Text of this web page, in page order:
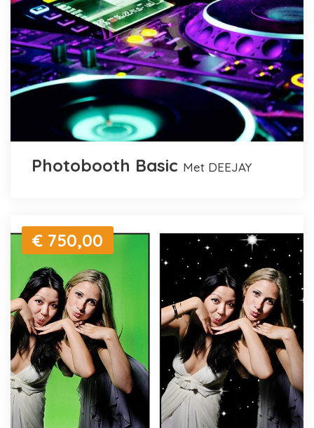
Photobooth Basic met DEEJAY
€ 750,00